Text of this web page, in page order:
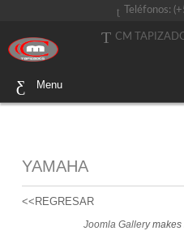
Teléfonos:
CM
Menu
YAMAHA
<<REGRESAR
Joomla Gallerymakes